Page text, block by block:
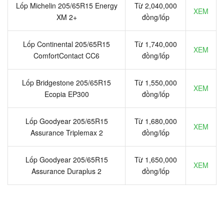
Lốp Michelin 205/65R15 Energy
XM 2+
Từ 2,040,000
đồng/lốp
XEM
Lốp Continental 205/65R15
ComfortContact CC6
Từ 1,740,000
đồng/lốp
XEM
Lốp Bridgestone 205/65R15
Ecopia EP300
Từ 1,550,000
đồng/lốp
XEM
Lốp Goodyear 205/65R15
Assurance Triplemax 2
Từ 1,680,000
đồng/lốp
XEM
Lốp Goodyear 205/65R15
Assurance Duraplus 2
Từ 1,650,000
đồng/lốp
XEM